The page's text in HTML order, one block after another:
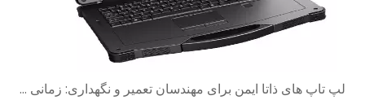
لپ تاپ های ذاتا ایمن برای مهندسان تعمیر و نگهداری: زمانی که یک تبلت کافی نیست